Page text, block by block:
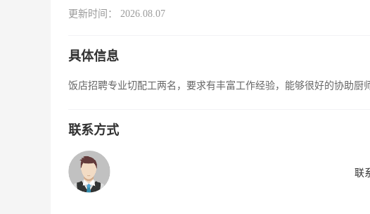
更新时间： 2026.08.07
具体信息
饭店招聘专业切配工两名，要求有丰富工作经验，能够很好的协助厨
联系方式
联